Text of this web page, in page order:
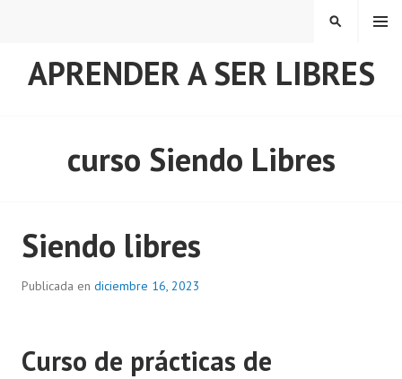
APRENDER A SER LIBRES
MENÚ
BUSCAR
curso Siendo Libres
Siendo libres
Publicada en diciembre 16, 2023
Curso de prácticas de